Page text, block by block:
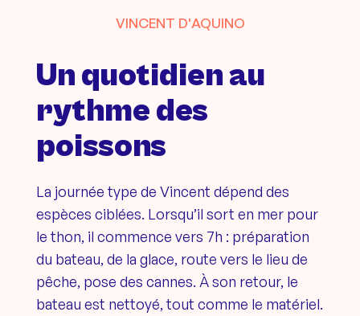
VINCENT D'AQUINO
Un quotidien au
rythme des
poissons
La journée type de Vincent dépend des
espèces ciblées. Lorsqu’il sort en mer pour
le thon, il commence vers 7h : préparation
du bateau, de la glace, route vers le lieu de
pêche, pose des cannes. À son retour, le
bateau est nettoyé, tout comme le matériel.